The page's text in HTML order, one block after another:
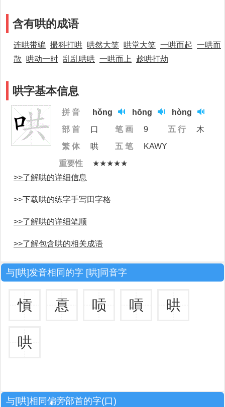
含有哄的成语
连哄带骗 撮科打哄 哄然大笑 哄堂大笑 一哄而起 一哄而
散
哄动一时 乱乱哄哄 一哄而上 趁哄打劫
哄字基本信息
拼 音 hǒng hōng
hòng
部 首
口 笔 画 9 五 行
木
繁 体
哄 五 笔
KAWY
重要性
★★★★★
>>了解哄的详细信息
>>下载哄的练字手写田字格
>>了解哄的详细笔顺
>>了解包含哄的相关成语
与[哄]发音相同的字 [哄]同音字
愩 慐 唝 嗊 晎
哄
与[哄]相同偏旁部首的字(口)